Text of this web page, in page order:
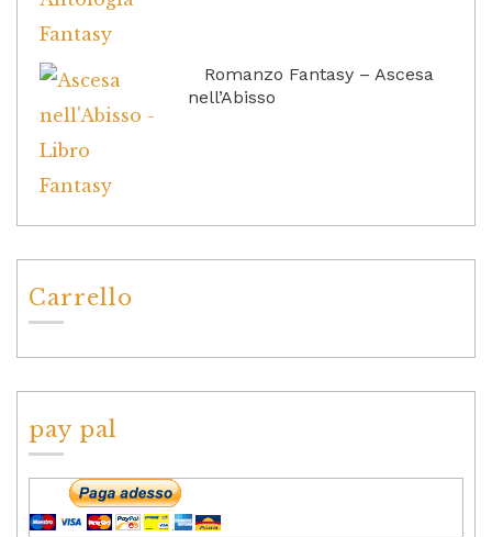
Romanzo Fantasy – Ascesa
nell’Abisso
Carrello
pay pal